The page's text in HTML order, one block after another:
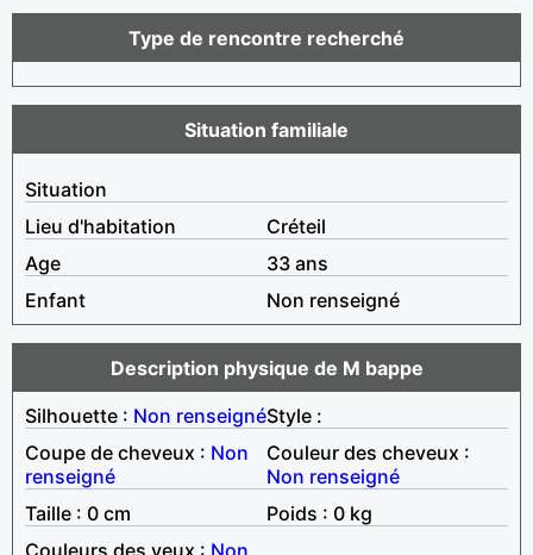
Type de rencontre recherché
Situation familiale
Situation
Lieu d'habitation
Créteil
Age
33 ans
Enfant
Non renseigné
Description physique de M bappe
Silhouette : Non renseignéStyle :
Coupe de cheveux : Non
renseigné
Couleur des cheveux :
Non renseigné
Taille : 0 cm
Poids : 0 kg
Couleurs des yeux : Non